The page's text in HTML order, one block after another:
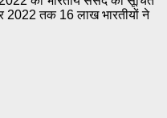
2022 तक 16 लाख भारतीयों ने